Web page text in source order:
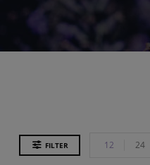
FILTER 12 24